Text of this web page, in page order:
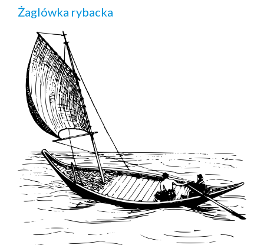
Żaglówka rybacka